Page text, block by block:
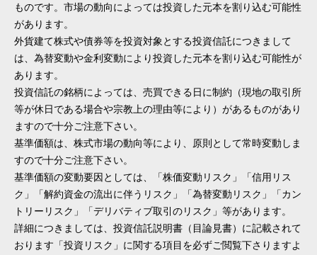
ものです。市場の動向によっては投資した元本を割り込む可能性
があります。
外貨建て株式や債券等を投資対象とする投資信託につきまして
は、為替変動や金利変動により投資した元本を割り込む可能性が
あります。
投資信託の銘柄によっては、売買できる日に制約（現地の取引所
等が休日である場合や宗教上の理由等により）があるものがあり
ますので十分ご注意下さい。
基準価額は、株式市場の動向等により、原則として常時変動しま
すので十分ご注意下さい。
基準価額の変動要因としては、「株価変動リスク」「信用リス
ク」「解約資金の流出に伴うリスク」「為替変動リスク」「カン
トリーリスク」「デリバティブ取引のリスク」等があります。
詳細につきましては、投資信託説明書（目論見書）に記載されて
おります「投資リスク」に関する項目を必ずご閲覧下さりますよ